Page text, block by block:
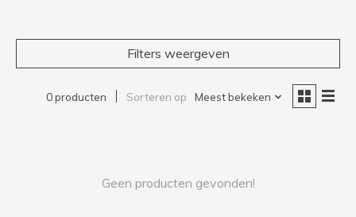
Filters weergeven
0 producten Sorteren op Meest bekeken
Geen producten gevonden!